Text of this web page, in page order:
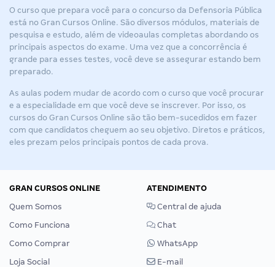
O curso que prepara você para o concurso da Defensoria Pública
está no Gran Cursos Online. São diversos módulos, materiais de
pesquisa e estudo, além de videoaulas completas abordando os
principais aspectos do exame. Uma vez que a concorrência é
grande para esses testes, você deve se assegurar estando bem
preparado.
As aulas podem mudar de acordo com o curso que você procurar
e a especialidade em que você deve se inscrever. Por isso, os
cursos do Gran Cursos Online são tão bem-sucedidos em fazer
com que candidatos cheguem ao seu objetivo. Diretos e práticos,
eles prezam pelos principais pontos de cada prova.
GRAN CURSOS ONLINE
Quem Somos
Como Funciona
Como Comprar
Loja Social
ATENDIMENTO
Central de ajuda
Chat
WhatsApp
E-mail